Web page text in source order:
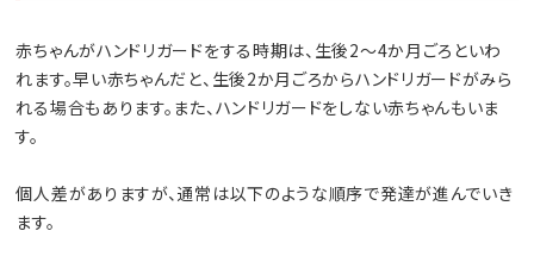
赤ちゃんがハンドリガードをする時期は、生後2～4か月ごろといわ
れます。早い赤ちゃんだと、生後2か月ごろからハンドリガードがみら
れる場合もあります。また、ハンドリガードをしない赤ちゃんもいま
す。
個人差がありますが、通常は以下のような順序で発達が進んでいき
ます。